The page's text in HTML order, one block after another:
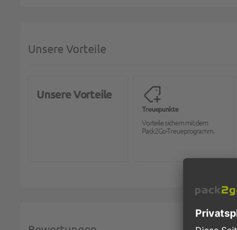
Unsere Vorteile
Unsere Vorteile
Treuepunkte
Vorteile sichern mit dem
Pack2Go-Treueprogramm.